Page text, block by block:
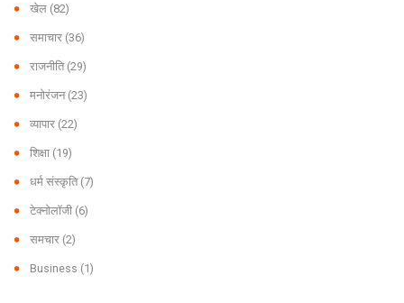
खेल (82)
समाचार (36)
राजनीति (29)
मनोरंजन (23)
व्यापार (22)
शिक्षा (19)
धर्म संस्कृति (7)
टेक्नोलॉजी (6)
समचार (2)
Business (1)